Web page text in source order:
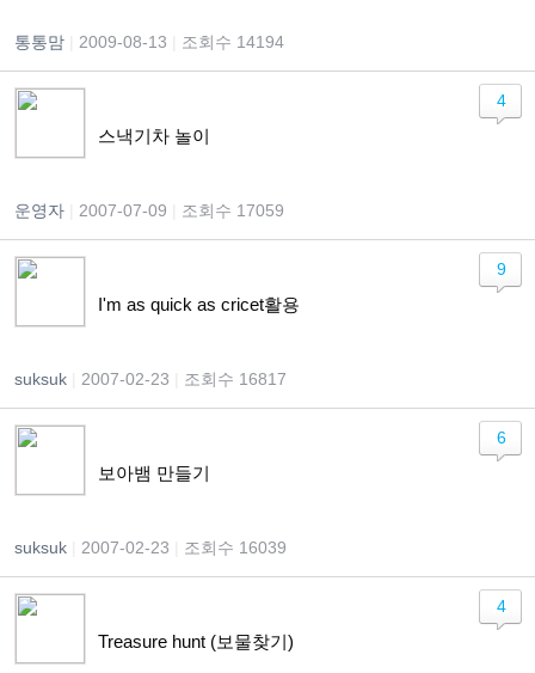
통통맘 2009-08-13 조회수 14194
스낵기차 놀이
운영자 2007-07-09 조회수 17059
4
I'm as quick as cricet활용
suksuk 2007-02-23 조회수 16817
9
보아뱀 만들기
suksuk 2007-02-23 조회수 16039
6
Treasure hunt (보물찾기)
4